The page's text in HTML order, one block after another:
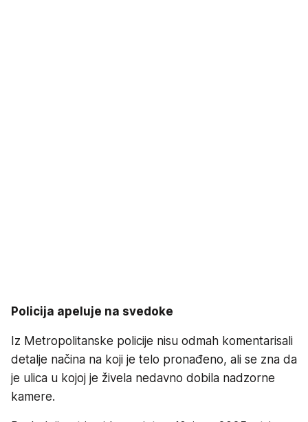
Policija apeluje na svedoke
Iz Metropolitanske policije nisu odmah komentarisali
detalje načina na koji je telo pronađeno, ali se zna da
je ulica u kojoj je živela nedavno dobila nadzorne
kamere.